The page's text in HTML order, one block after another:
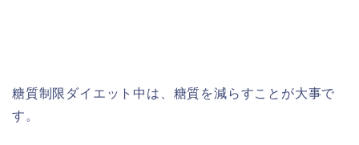
糖質制限ダイエット中は、糖質を減らすことが大事で
す。